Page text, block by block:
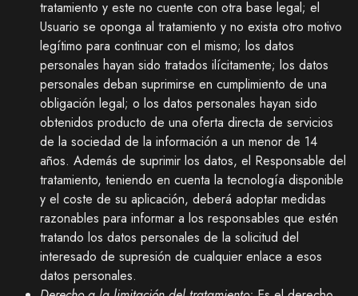
tratamiento y este no cuente con otra base legal; el
Usuario se oponga al tratamiento y no exista otro motivo
legítimo para continuar con el mismo; los datos
personales hayan sido tratados ilícitamente; los datos
personales deban suprimirse en cumplimiento de una
obligación legal; o los datos personales hayan sido
obtenidos producto de una oferta directa de servicios
de la sociedad de la información a un menor de 14
años. Además de suprimir los datos, el Responsable del
tratamiento, teniendo en cuenta la tecnología disponible
y el coste de su aplicación, deberá adoptar medidas
razonables para informar a los responsables que estén
tratando los datos personales de la solicitud del
interesado de supresión de cualquier enlace a esos
datos personales.